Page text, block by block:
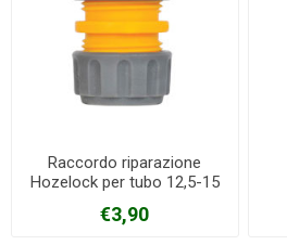
Raccordo riparazione
Hozelock per tubo 12,5-15
€3,90